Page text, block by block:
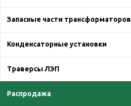
Запасные части трансформаторов
Конденсаторные установки
Траверсы ЛЭП
Распродажа